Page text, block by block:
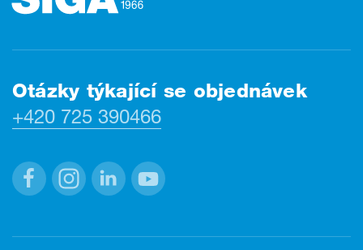
Otázky týkající se objednávek
+420 725 390466